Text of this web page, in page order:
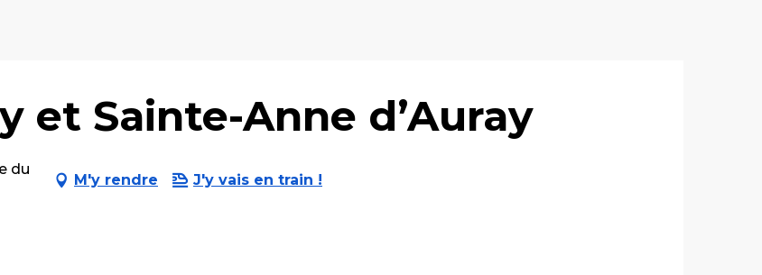
et Sainte-Anne d’Auray
du
M'y rendre J'y vais en train !